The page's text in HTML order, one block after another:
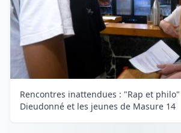
Rencontres inattendues : "Rap et
Dieudonné et les jeunes de Masure 14